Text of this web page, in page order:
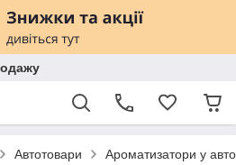
Автотовари Ароматизатори у авто